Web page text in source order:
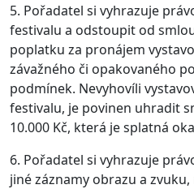
5. Pořadatel si vyhrazuje
festivalu a odstoupit od
poplatku za pronájem
závažného či opakovaného
podmínek. Nevyhovíli
festivalu, je povinen uhradit
10.000 Kč, která je splatná
6. Pořadatel si vyhrazuje
jiné záznamy obrazu a